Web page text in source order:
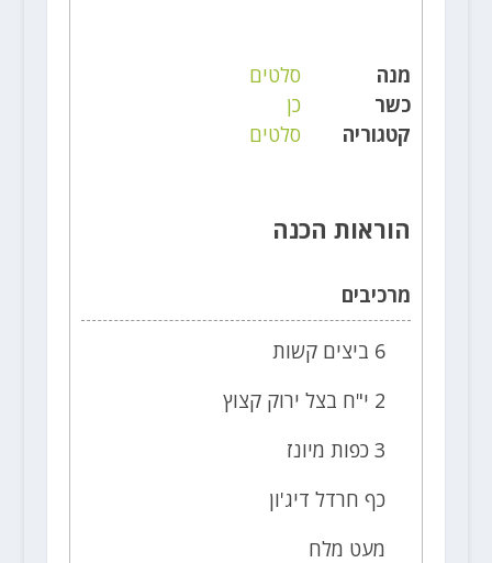
מנה
סלטים
כשר
כן
קטגוריה
סלטים
הוראות הכנה
מרכיבים
6 ביצים קשות
2 י"ח בצל ירוק קצוץ
3 כפות מיונז
כף חרדל דיג'ון
מעט מלח